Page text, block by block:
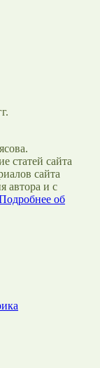
статей сайта
сайта
автора и с
об